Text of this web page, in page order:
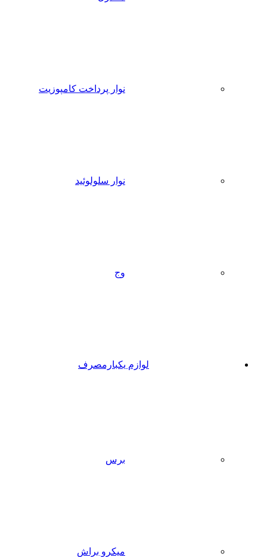
نوار پرداخت کامپوزیت
نوار سلولوئید
وج
لوازم یکبارمصرف
برس
میکرو براش